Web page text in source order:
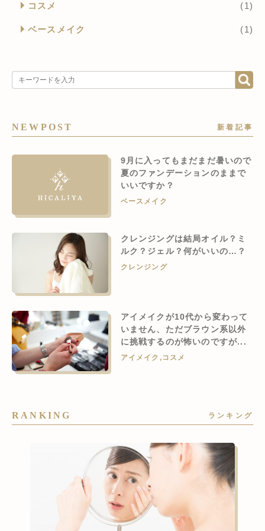
コスメ (1)
ベースメイク (1)
NEWPOST 新着記事
9月に入ってもまだまだ暑いので
夏のファンデーションのままで
いいですか？
ベースメイク
クレンジングは結局オイル？ミ
ルク？ジェル？何がいいの…？
クレンジング
アイメイクが10代から変わって
いません、ただブラウン系以外
に挑戦するのが怖いのですが...
アイメイク , コスメ
RANKING ランキング